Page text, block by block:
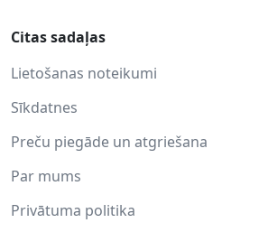
Citas sadaļas
Lietošanas noteikumi
Sīkdatnes
Preču piegāde un atgriešana
Par mums
Privātuma politika